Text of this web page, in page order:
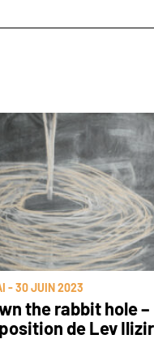
- 30 JUIN 2023
the rabbit hole –
de Lev